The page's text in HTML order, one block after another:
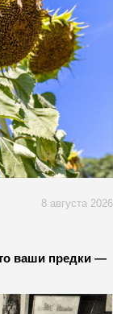
8 августа 2026
ваши предки —